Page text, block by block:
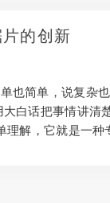
的创新
也简单，说复杂
白话把事情讲清
解，它就是一种